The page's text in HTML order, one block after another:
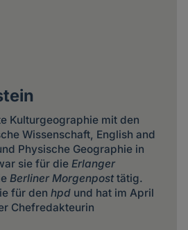
Kulturgeographie mit den
Wissenschaft, English and
Physische Geographie in
sie für die Erlanger
Berliner Morgenposttätig.
für den hpdund hat im April
Chefredakteurin